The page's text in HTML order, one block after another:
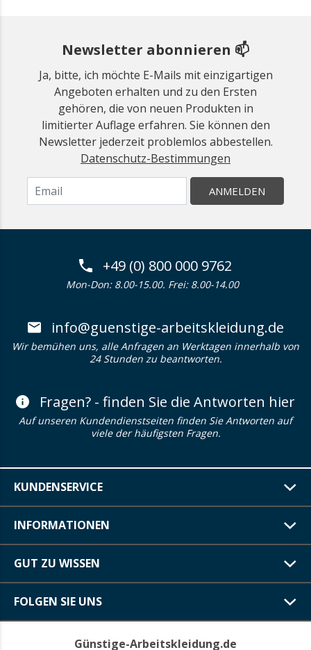
Newsletter abonnieren 📫
Ja, bitte, ich möchte E-Mails mit einzigartigen
Angeboten erhalten und zu den Ersten
gehören, die von neuen Produkten in
limitierter Auflage erfahren. Sie können den
Newsletter jederzeit problemlos abbestellen.
Datenschutz-Bestimmungen
ANMELDEN
+49 (0) 800 000 9762
Mon-Don: 8.00-15.00. Frei: 8.00-14.00
info@guenstige-arbeitskleidung.de
Wir bemühen uns, alle Anfragen an Werktagen innerhalb von
24 Stunden zu beantworten.
Fragen? - finden Sie die Antworten hier
Auf unseren Kundendienstseiten finden Sie Antworten auf
viele der häufigsten Fragen.
KUNDENSERVICE
INFORMATIONEN
GUT ZU WISSEN
FOLGEN SIE UNS
Günstige-Arbeitskleidung.de